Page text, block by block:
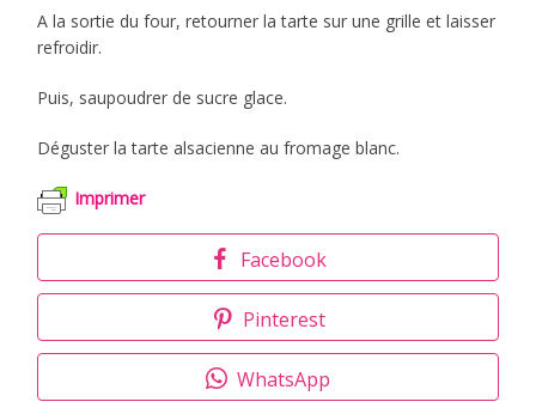
A la sortie du four, retourner la tarte sur une grille et laisser
refroidir.
Puis, saupoudrer de sucre glace.
Déguster la tarte alsacienne au fromage blanc.
Imprimer
Facebook
Pinterest
WhatsApp